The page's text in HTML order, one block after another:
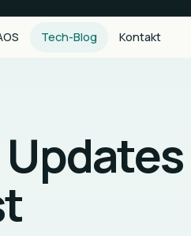
bei Google
— datengetrieben
Tech-Blog Kontakt